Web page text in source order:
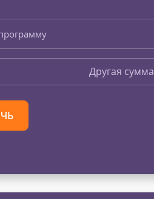
Другая сумма